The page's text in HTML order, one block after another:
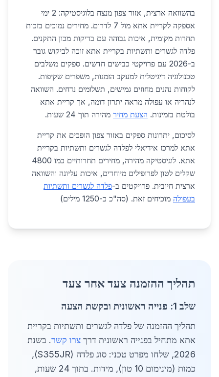
בהשוואה ארצית, אזור צפון מנצח בלוגיסטיקה: 2 ימי
אספקה לקריית אתא מול 7 לדרום. מחירים נמוכים בזכות
תחרות מקומית, איכות גבוהה עם בדיקות מכון התקנים.
פלדה לגשרים ותשתיות בקריית אתא זוכה לביקוש גובר
ב-2026 עם פרויקטי כבישים חדשים. ספקים משלבים
טכנולוגיה דיגיטלית למעקב הזמנות, משפרים שקיפות.
לקוחות נהנים מחוזים גמישים, תשלומים נדחים. השוואה
לנהריה או עפולה מראה יתרון דומה, אך קריית אתא
בולטת בזמינות. הצעת מחיר מהירה תוך 24 שעות.
לסיכום, יתרונות ספקים באזור צפון הופכים את קריית
אתא למרכז אידיאלי לפלדה לגשרים ותשתיות בקריית
אתא. לוגיסטיקה מהירה, מחירים תחרותיים כמו 4800
שקלים לטון לפרופילים מיוחדים, איכות עליונה והשוואה
ארצית חיובית. פרויקטים ב-פלדה לגשרים ותשתיות
בעפולה מוכיחים זאת. (סה"כ כ-1250 מילים)
תהליך ההזמנה צעד אחר צעד
שלב 1: פנייה ראשונית ובקשת הצעה
תהליך ההזמנה של פלדה לגשרים ותשתיות בקריית
אתא מתחיל בפנייה ראשונית דרך צרו קשר. בשנת
2026, שלחו מפרט טכני: סוג פלדה (S355JR),
כמות (מינימום 10 טון), מידות. בתוך 24 שעות,